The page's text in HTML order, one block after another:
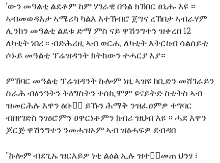
'ውን መዓልቲ ልደቶም ከም ሃገራዊ በዓል ክኽበር ፀኒሑ እዩ ።
ኣብመወዳእታ ኣሜሪካ ካልእ እተኽብሮ ጀግና ረኸበታ ኣብራሃም
ሊንክን መዓልቲ ልደቱ ድማ ምስ ናይ ዋሽንግተን ዝቀረበ 12
ለካቲት ነበረ። ብድሕሪዚ ኣብ ወርሒ ለካቲት እትርከብ ሳልሰይቲ
ሶኑይ መዓልቲ ፕሬዝዳንት ክትከውን ተሓርያ እያ።
ምኽባር መዓልቲ ፕሬዝዳንት ኩሎም ነዚ ኣዝዩ ከቢድን መሸገራይን
ስራሕ ብፅንዓትን ትዕግስትን ተሰኪሞም ዩናይትድ ስቴትስ ኣብ
ዝመርሕሉ እዋን ፅቡቅ፟ ይኹን ሕማቅ ንዝፈፀምዎ ተግባር
ብዘየገድስ ንፃዕሮምን ፀዋርነቶምን ክብሪ ዝህብ እዩ ። ሓደ እዋን
ጆርጅ ዋሽንግተን ንመሓዝኦም ኣብ ዝፅሓፍዎ ደብዳበ
"ኩሎም ብደጊኡ ዝርእይዎ ነቲ ልዕል ኢሉ ዝተቀ፟መጠ ህንፃ ፣